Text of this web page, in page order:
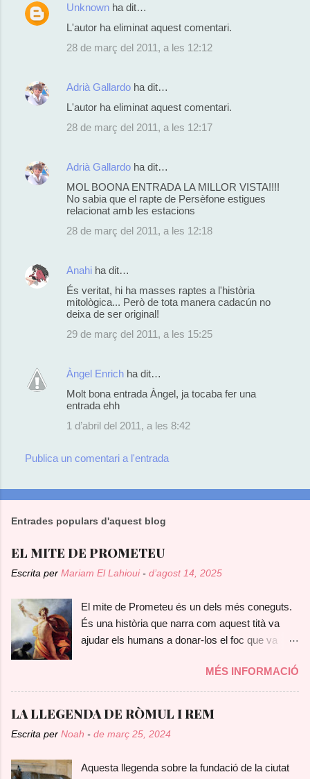
Unknown ha dit…
L'autor ha eliminat aquest comentari.
28 de març del 2011, a les 12:12
Adrià Gallardo ha dit…
L'autor ha eliminat aquest comentari.
28 de març del 2011, a les 12:17
Adrià Gallardo ha dit…
MOL BOONA ENTRADA LA MILLOR VISTA!!!!
No sabia que el rapte de Persèfone estigues
relacionat amb les estacions
28 de març del 2011, a les 12:18
Anahi ha dit…
És veritat, hi ha masses raptes a l'història
mitològica... Però de tota manera cadacún no
deixa de ser original!
29 de març del 2011, a les 15:25
Àngel Enrich ha dit…
Molt bona entrada Àngel, ja tocaba fer una
entrada ehh
1 d’abril del 2011, a les 8:42
Publica un comentari a l'entrada
Entrades populars d'aquest blog
EL MITE DE PROMETEU
Escrita per Mariam El Lahioui - d’agost 14, 2025
El mite de Prometeu és un dels més coneguts.
És una història que narra com aquest tità va
ajudar els humans a donar-los el foc que va
antics grecs, ja es preguntaven com havien
descobert el foc, considerant-lo un regal
d'origen pràcticament diví. Prometeu, com ja
que es preocupava pel benestar dels mortals.
versions del mite, va ser encarregat juntament
MÉS INFORMACIÓ
LA LLEGENDA DE RÒMUL I REM
Escrita per Noah - de març 25, 2024
Aquesta llegenda sobre la fundació de la ciutat